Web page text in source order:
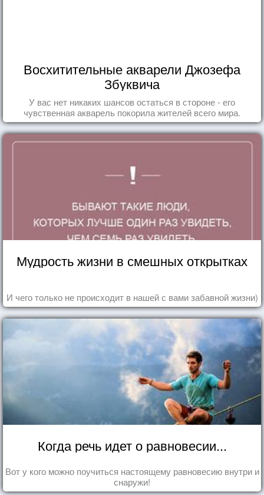
Восхитительные акварели Джозефа
Збуквича
У вас нет никаких шансов остаться в стороне - его
чувственная акварель покорила жителей всего мира.
Мудрость жизни в смешных открытках
И чего только не происходит в нашей с вами забавной жизни)
Когда речь идет о равновесии...
Вот у кого можно поучиться настоящему равновесию внутри и
снаружи!